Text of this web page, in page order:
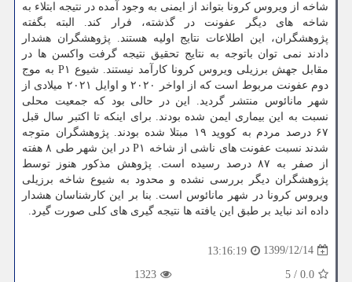
شاخه از ویروس کرونا بتواند از ایمنی به وجود آمده در نتیجه ابتلاء به
شاخه های دیگر عفونت در گذشته، فرار کند. البته بگفته
پژوهشگران، این اطلاعات نتایج اولیه هستند. پژوهشگران هشدار
دادند نمی توان باتوجه به نتایج تحقیق نتیجه گرفت واکسن ها در
مقابل جهش برزیلی ویروس کرونا کارآمد نیستند. شیوع P۱ به موج
دوم عفونت مربوط است که از اواخر ۲۰۲۰ و اوایل ۲۰۲۱ میلادی از
شهر مانائوس منتشر گردید. این در حالی بود که جمعیت محلی
نسبت به این بیماری ایمن شده بودند. برای اینکه تا اکتبر سال قبل
۶۷ درصد مردم به کووید ۱۹ مبتلا شده بودند. پژوهشگران متوجه
شدند نسبت عفونت های ناشی از شاخه P۱ در این شهر طی ۸ هفته
از صفر به ۸۷ درصد رسیده است. پژوهش مذکور هنوز توسط
پژوهشگران دیگر بررسی نشده و محدود به شیوع شاخه برزیلی
ویروس کرونا در شهر مانائوس است. بنا بر این کارشناسان هشدار
داده اند نباید بر طبق این یافته ها نتیجه گیری های کلی صورت گیرد.
1399/12/14
13:16:19
0.0
/
5
1323